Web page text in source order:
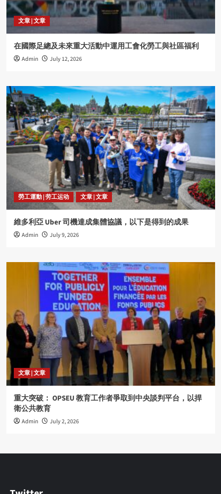
文章 | 文章
在國際足總及未來重大活動中運用工會化勞工與社區福利
Admin July 12, 2026
勞工運動 | 劳工运动 文章 | 文章
維多利亞 Uber 司機達成集體協議，以下是得到的成果
Admin July 9, 2026
文章 | 文章
重大突破： OPSEU 教育工作者爭取到中央談判平台，以捍
衛公共教育
Admin July 2, 2026